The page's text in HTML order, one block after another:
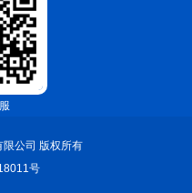
公司 版权所有
号